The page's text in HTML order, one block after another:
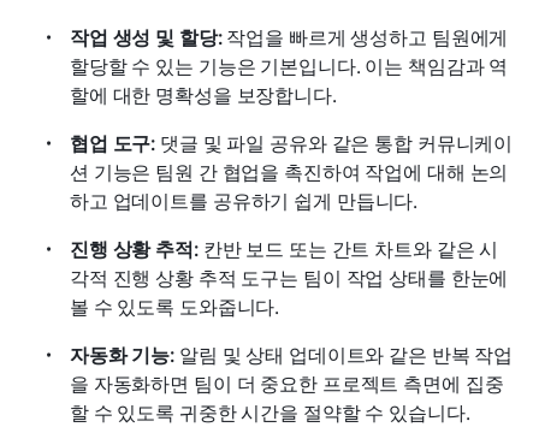
작업 생성 및 할당: 작업을 빠르게 생성하고 팀원에게
할당할 수 있는 기능은 기본입니다. 이는 책임감과 역
할에 대한 명확성을 보장합니다.
협업 도구: 댓글 및 파일 공유와 같은 통합 커뮤니케이
션 기능은 팀원 간 협업을 촉진하여 작업에 대해 논의
하고 업데이트를 공유하기 쉽게 만듭니다.
진행 상황 추적: 칸반 보드 또는 간트 차트와 같은 시
각적 진행 상황 추적 도구는 팀이 작업 상태를 한눈에
볼 수 있도록 도와줍니다.
자동화 기능: 알림 및 상태 업데이트와 같은 반복 작업
을 자동화하면 팀이 더 중요한 프로젝트 측면에 집중
할 수 있도록 귀중한 시간을 절약할 수 있습니다.